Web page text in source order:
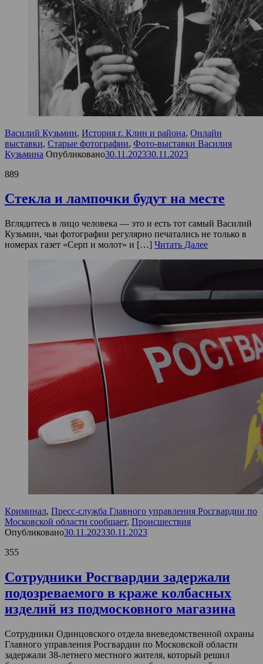
Василий Кузьмин, История г. Клин и района, Онлайн
выставки, Старые фотографии, Фото-выставки Василия
Кузьмина Опубликовано30.11.202330.11.2023
889
Стекла и лампочки будут на месте
Вглядитесь в лицо человека — это и есть тот самый Василий
Кузьмин, чьи фотографии регулярно печатались не только в
номерах газет «Серп и молот» и […] Читать Далее
Криминал, Пресс-служба Главного управления Росгвардии по
Московской области сообщает, Происшествия
Опубликовано30.11.202330.11.2023
355
Сотрудники Росгвардии задержали
подозреваемого в краже колбасных
изделий из подмосковного магазина
Сотрудники Одинцовского отдела вневедомственной охраны
Главного управления Росгвардии по Московской области
задержали 38-летнего местного жителя, который решил